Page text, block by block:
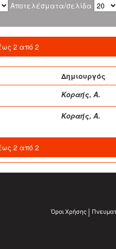
Αποτελέσματα/σελίδα
2 από 2
Δημιουργός
Κοραής, Α.
Κοραής, Α.
2 από 2